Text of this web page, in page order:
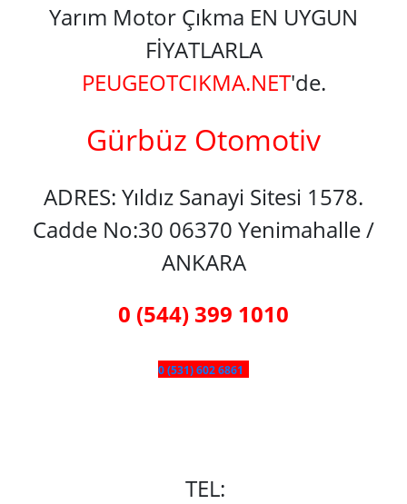
Yarım Motor Çıkma EN UYGUN
FİYATLARLA
PEUGEOTCIKMA.NET'de.
Gürbüz Otomotiv
ADRES: Yıldız Sanayi Sitesi 1578.
Cadde No:30 06370 Yenimahalle /
ANKARA
0 (544) 399 1010
0 (531) 602 6861
TEL: